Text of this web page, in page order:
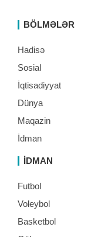
BÖLMƏLƏR
Hadisə
Sosial
İqtisadiyyat
Dünya
Maqazin
İdman
İDMAN
Futbol
Voleybol
Basketbol